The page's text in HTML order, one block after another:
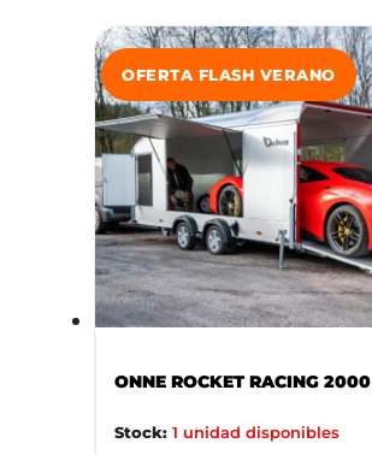
OFERTA FLASH VERANO
ONNE ROCKET RACING 2000
Stock: 1 unidad disponibles